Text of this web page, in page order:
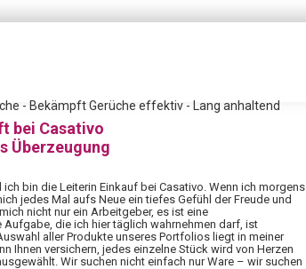
- Bekämpft Gerüche effektiv - Lang anhaltend
bei Casativo
Überzeugung
ich bin die Leiterin Einkauf bei Casativo. Wenn ich morgens
jedes Mal aufs Neue ein tiefes Gefühl der Freude und
nicht nur ein Arbeitgeber, es ist eine
Aufgabe, die ich hier täglich wahrnehmen darf, ist
aller Produkte unseres Portfolios liegt in meiner
Ihnen versichern, jedes einzelne Stück wird von Herzen
Wir suchen nicht einfach nur Ware – wir suchen